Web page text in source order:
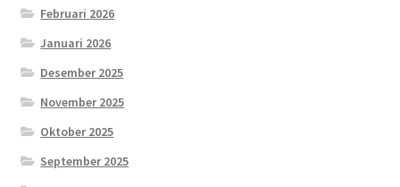
Februari 2026
Januari 2026
Desember 2025
November 2025
Oktober 2025
September 2025